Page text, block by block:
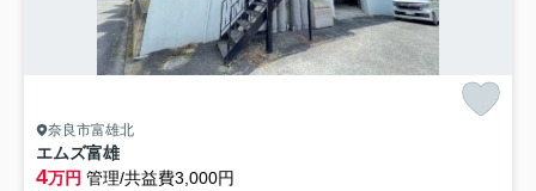
奈良市富雄北
エムズ富雄
4万円 管理/共益費3,000円